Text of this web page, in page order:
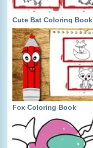
Cute Bat Coloring Book
Fox Coloring Book